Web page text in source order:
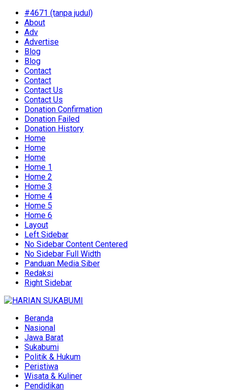
#4671 (tanpa judul)
About
Adv
Advertise
Blog
Blog
Contact
Contact
Contact Us
Contact Us
Donation Confirmation
Donation Failed
Donation History
Home
Home
Home
Home 1
Home 2
Home 3
Home 4
Home 5
Home 6
Layout
Left Sidebar
No Sidebar Content Centered
No Sidebar Full Width
Panduan Media Siber
Redaksi
Right Sidebar
Beranda
Nasional
Jawa Barat
Sukabumi
Politik & Hukum
Peristiwa
Wisata & Kuliner
Pendidikan